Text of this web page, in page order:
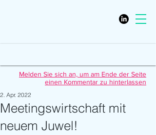
Melden Sie sich an, um am Ende der Seite
einen Kommentar zu hinterlassen
Meetingswirtschaft mit
neuem Juwel!
2. Apr. 2022